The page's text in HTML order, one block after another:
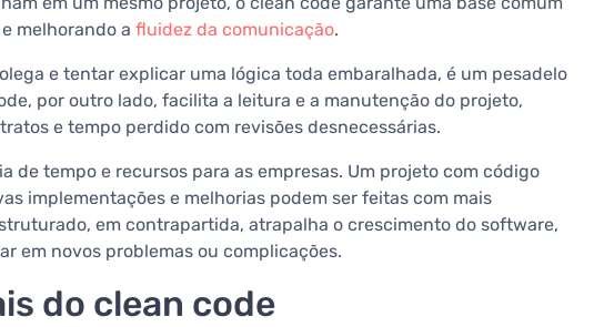
melhorando a fluidez da comunicação.
e tentar explicar uma lógica toda embaralhada, é um pesadelo
por outro lado, facilita a leitura e a manutenção do projeto,
e tempo perdido com revisões desnecessárias.
de tempo e recursos para as empresas. Um projeto com código
implementações e melhorias podem ser feitas com mais
em contrapartida, atrapalha o crescimento do software,
em novos problemas ou complicações.
do clean code